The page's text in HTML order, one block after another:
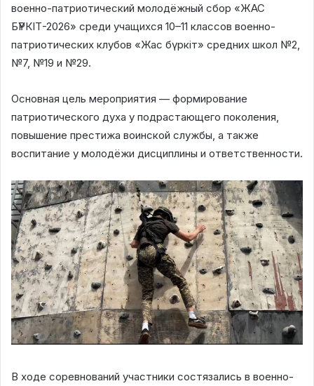
военно-патриотический молодёжный сбор «ЖАС
БҮРКІТ-2026» среди учащихся 10–11 классов военно-
патриотических клубов «Жас бүркіт» средних школ №2,
№7, №19 и №29.
Основная цель мероприятия — формирование
патриотического духа у подрастающего поколения,
повышение престижа воинской службы, а также
воспитание у молодёжи дисциплины и ответственности.
В ходе соревнований участники состязались в военно-